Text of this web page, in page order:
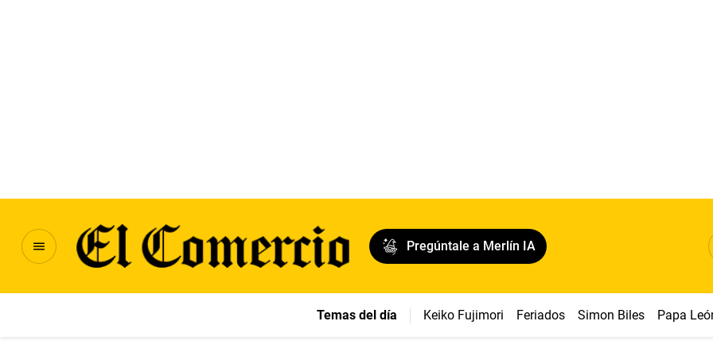
Pregúntale a Merlín IA
Temas del día Keiko Fujimori Feriados Simon Biles Papa